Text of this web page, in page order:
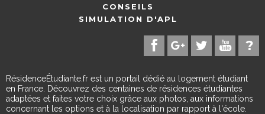
CONSEILS
SIMULATION D'APL
RésidenceÉtudiante.fr est un portail dédié au logement étudiant
en France. Découvrez des centaines de résidences étudiantes
adaptées et faites votre choix grâce aux photos, aux informations
concernant les options et à la localisation par rapport à l'école.